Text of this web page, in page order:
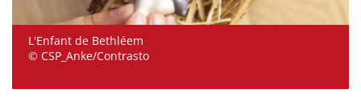
L'Enfant de Bethléem
© CSP_Anke/Contrasto